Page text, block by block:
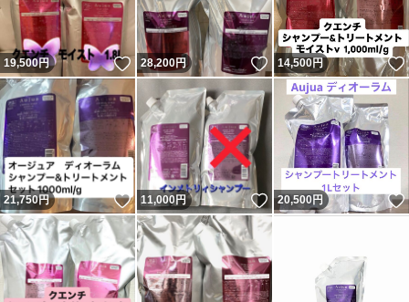
19,500円 いいね！
28,200円 いいね！
14,500円
21,750円 いいね！
11,000円 いいね！
20,500円